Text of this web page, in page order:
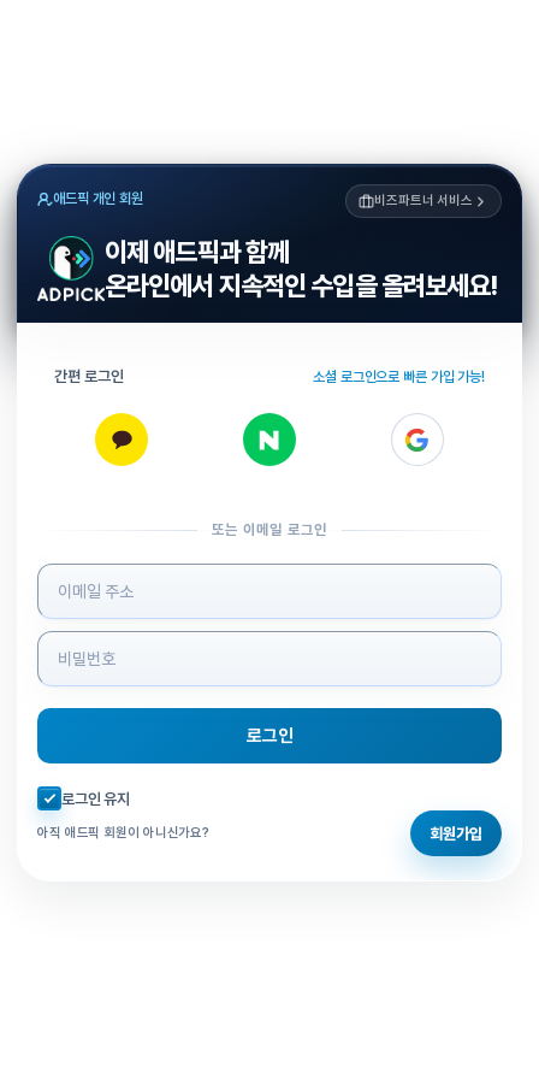
애드픽 개인 회원 비즈파트너 서비스
이제 애드픽과 함께
온라인에서 지속적인 수입을 올려보세요!
간편 로그인 소셜 로그인으로 빠른 가입 가능!
또는 이메일 로그인
로그인 정보 입력
로그인
자동로그인 체크
로그인 유지
아직 애드픽 회원이 아니신가요? 회원가입